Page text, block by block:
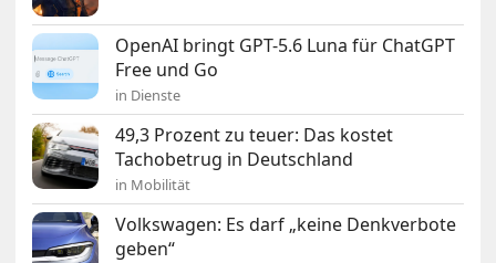
OpenAI bringt GPT-5.6 Luna für ChatGPT
Free und Go
in Dienste
49,3 Prozent zu teuer: Das kostet
Tachobetrug in Deutschland
in Mobilität
Volkswagen: Es darf „keine Denkverbote
geben“